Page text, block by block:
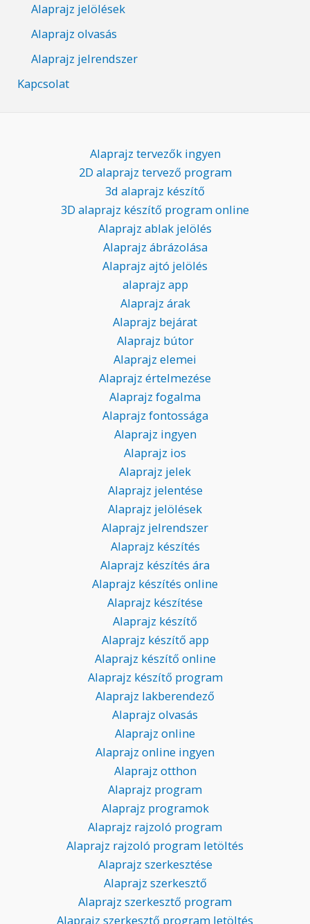
Alaprajz jelölések
Alaprajz olvasás
Alaprajz jelrendszer
Kapcsolat
Alaprajz tervezők ingyen
2D alaprajz tervező program
3d alaprajz készítő
3D alaprajz készítő program online
Alaprajz ablak jelölés
Alaprajz ábrázolása
Alaprajz ajtó jelölés
alaprajz app
Alaprajz árak
Alaprajz bejárat
Alaprajz bútor
Alaprajz elemei
Alaprajz értelmezése
Alaprajz fogalma
Alaprajz fontossága
Alaprajz ingyen
Alaprajz ios
Alaprajz jelek
Alaprajz jelentése
Alaprajz jelölések
Alaprajz jelrendszer
Alaprajz készítés
Alaprajz készítés ára
Alaprajz készítés online
Alaprajz készítése
Alaprajz készítő
Alaprajz készítő app
Alaprajz készítő online
Alaprajz készítő program
Alaprajz lakberendező
Alaprajz olvasás
Alaprajz online
Alaprajz online ingyen
Alaprajz otthon
Alaprajz program
Alaprajz programok
Alaprajz rajzoló program
Alaprajz rajzoló program letöltés
Alaprajz szerkesztése
Alaprajz szerkesztő
Alaprajz szerkesztő program
Alaprajz szerkesztő program letöltés